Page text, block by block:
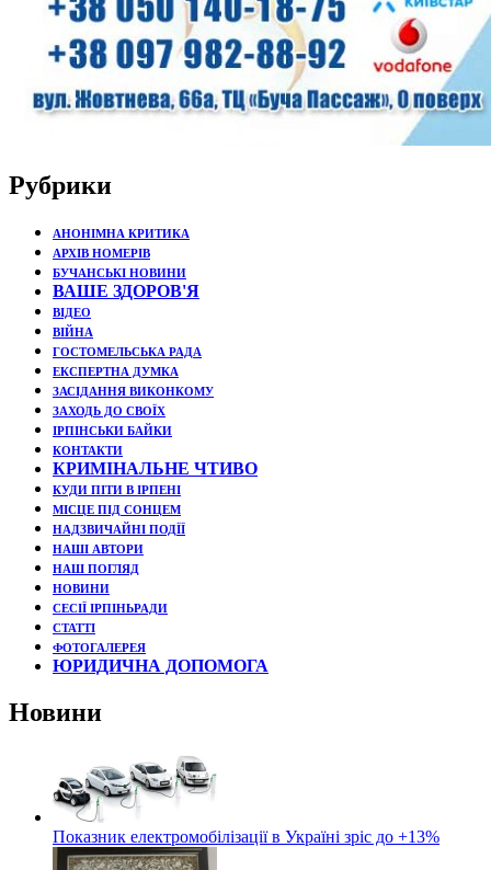
Рубрики
АНОНІМНА КРИТИКА
АРХІВ НОМЕРІВ
БУЧАНСЬКІ НОВИНИ
ВАШЕ ЗДОРОВ'Я
ВІДЕО
ВІЙНА
ГОСТОМЕЛЬСЬКА РАДА
ЕКСПЕРТНА ДУМКА
ЗАСІДАННЯ ВИКОНКОМУ
ЗАХОДЬ ДО СВОЇХ
ІРПІНСЬКИ БАЙКИ
КОНТАКТИ
КРИМІНАЛЬНЕ ЧТИВО
КУДИ ПІТИ В ІРПЕНІ
МІСЦЕ ПІД СОНЦЕМ
НАДЗВИЧАЙНІ ПОДЇЇ
НАШІ АВТОРИ
НАШ ПОГЛЯД
НОВИНИ
СЕСІЇ ІРПІНЬРАДИ
СТАТТІ
ФОТОГАЛЕРЕЯ
ЮРИДИЧНА ДОПОМОГА
Новини
Показник електромобілізації в Україні зріс до +13%